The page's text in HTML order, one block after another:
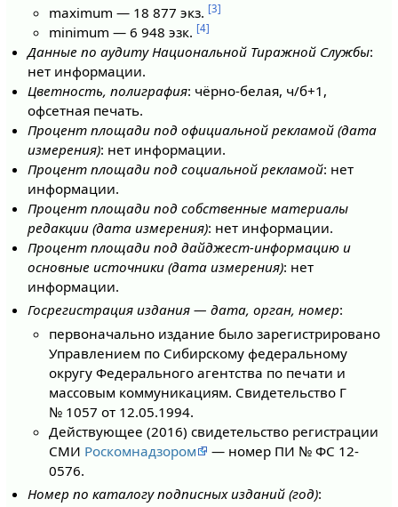
maximum — 18 877 экз. [3]
minimum — 6 948 эзк. [4]
Данные по аудиту Национальной Тиражной Службы:
нет информации.
Цветность, полиграфия: чёрно-белая, ч/б+1,
офсетная печать.
Процент площади под официальной рекламой (дата
измерения): нет информации.
Процент площади под социальной рекламой: нет
информации.
Процент площади под собственные материалы
редакции (дата измерения): нет информации.
Процент площади под дайджест-информацию и
основные источники (дата измерения): нет
информации.
Госрегистрация издания — дата, орган, номер:
первоначально издание было зарегистрировано
Управлением по Сибирскому федеральному
округу Федерального агентства по печати и
массовым коммуникациям. Свидетельство Г
№ 1057 от 12.05.1994.
Действующее (2016) свидетельство регистрации
СМИ Роскомнадзором
— номер ПИ № ФС 12-
0576.
Номер по каталогу подписных изданий (год):